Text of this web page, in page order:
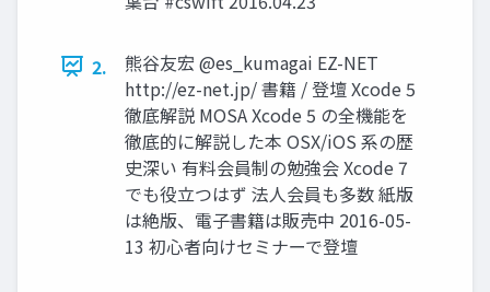
2.
熊⾕友宏 @es_kumagai EZ-NET
http://ez-net.jp/ 書籍 / 登壇 Xcode 5
徹底解説 MOSA Xcode 5 の全機能を
徹底的に解説した本 OSX/iOS 系の歴
史深い 有料会員制の勉強会 Xcode 7
でも役⽴つはず 法人会員も多数 紙版
は絶版、電⼦書籍は販売中 2016-05-
13 初⼼者向けセミナーで登壇